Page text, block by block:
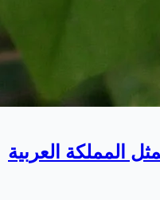
المملكة العربية